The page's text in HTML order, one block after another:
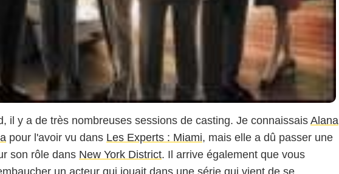
il y a de très nombreuses sessions de casting. Je connaissais Alana
pour l'avoir vu dans Les Experts : Miami, mais elle a dû passer une
son rôle dans New York District. Il arrive également que vous